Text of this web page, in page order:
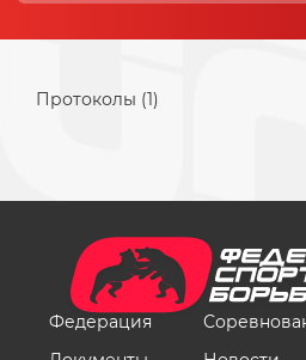
Протоколы (1)
Федерация